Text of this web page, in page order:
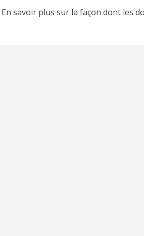
En savoir plus sur la façon dont les